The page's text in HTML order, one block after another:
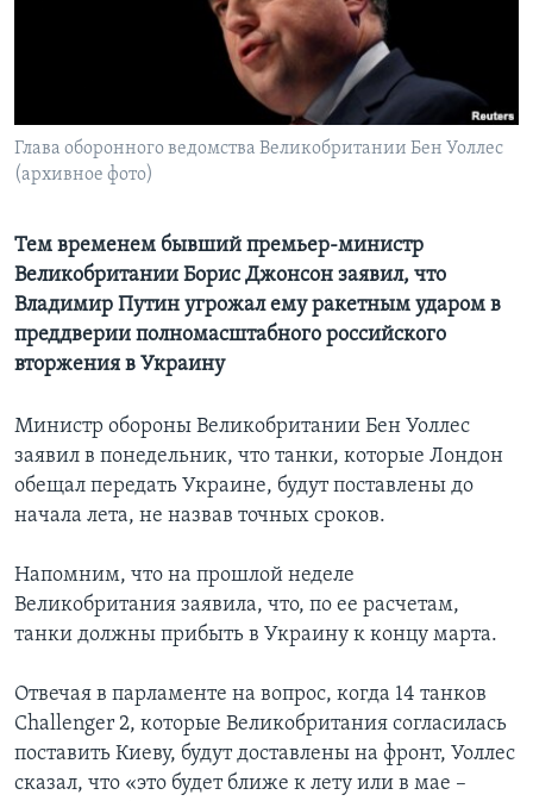
Глава оборонного ведомства Великобритании Бен Уоллес
(архивное фото)
Тем временем бывший премьер-министр
Великобритании Борис Джонсон заявил, что
Владимир Путин угрожал ему ракетным ударом в
преддверии полномасштабного российского
вторжения в Украину
Министр обороны Великобритании Бен Уоллес
заявил в понедельник, что танки, которые Лондон
обещал передать Украине, будут поставлены до
начала лета, не назвав точных сроков.
Напомним, что на прошлой неделе
Великобритания заявила, что, по ее расчетам,
танки должны прибыть в Украину к концу марта.
Отвечая в парламенте на вопрос, когда 14 танков
Challenger 2, которые Великобритания согласилась
поставить Киеву, будут доставлены на фронт, Уоллес
сказал, что «это будет ближе к лету или в мае –